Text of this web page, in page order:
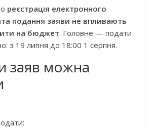
реєстрація електронного
подання заяви не впливають
на бюджет. Головне — подати
з 19 липня до 18:00 1 серпня.
заяв можна